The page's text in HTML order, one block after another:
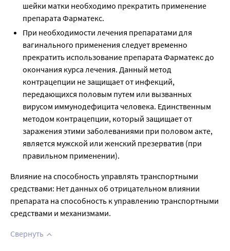
шейки матки необходимо прекратить применение
препарата Фарматекс.
При необходимости лечения препаратами для
вагинального применения следует временно
прекратить использование препарата Фарматекс до
окончания курса лечения. Данный метод
контрацепции не защищает от инфекций,
передающихся половым путем или вызванных
вирусом иммунодефицита человека. Единственным
методом контрацепции, который защищает от
заражения этими заболеваниями при половом акте,
является мужской или женский презерватив (при
правильном применении).
Влияние на способность управлять транспортными
средствами: Нет данных об отрицательном влиянии
препарата на способность к управлению транспортными
средствами и механизмами.
Свернуть